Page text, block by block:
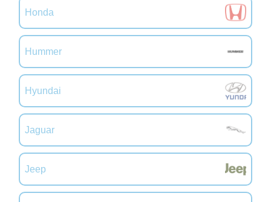
Honda
Hummer
Hyundai
Jaguar
Jeep